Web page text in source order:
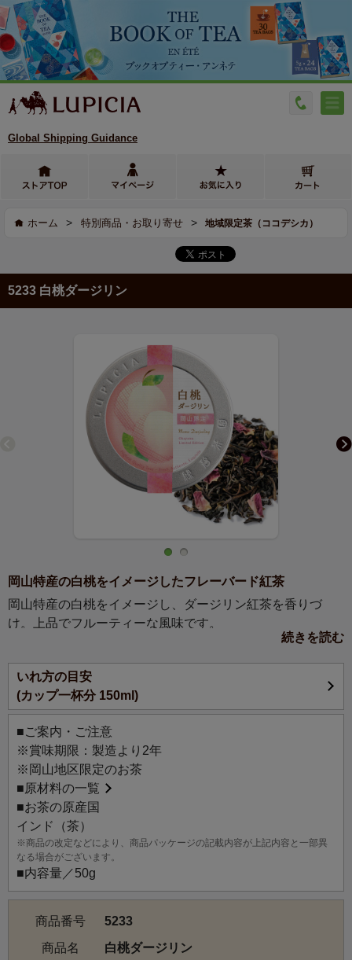
Global Shipping Guidance
ホーム > 特別商品・お取り寄せ > 地域限定茶（ココデシカ）
5233 白桃ダージリン
岡山特産の白桃をイメージしたフレーバード紅茶
岡山特産の白桃をイメージし、ダージリン紅茶を香りづ
け。上品でフルーティーな風味です。
ベースの茶葉は100％ダージリン紅茶を使用。ダージリンの
さわやかな味わいと白桃の上品な甘い香りが驚くほどにマ
ッチ。ホットはもちろん、夏の暑い時期にはアイスティー
にもぴったりです。
続きを読む
いれ方の目安
(カップ一杯分 150ml)
■ご案内・ご注意
※賞味期限：製造より2年
※岡山地区限定のお茶
■原材料の一覧
■お茶の原産国
インド（茶）
※商品の改定などにより、商品パッケージの記載内容が上記内容と一部異
なる場合がございます。
■内容量／50g
商品番号
5233
商品名
白桃ダージリン